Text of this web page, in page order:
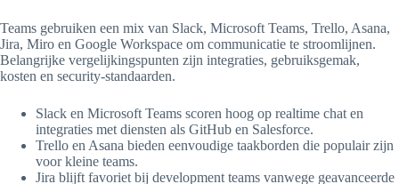
Teams gebruiken een mix van Slack, Microsoft Teams, Trello, Asana,
Jira, Miro en Google Workspace om communicatie te stroomlijnen.
Belangrijke vergelijkingspunten zijn integraties, gebruiksgemak,
kosten en security-standaarden.
Slack en Microsoft Teams scoren hoog op realtime chat en
integraties met diensten als GitHub en Salesforce.
Trello en Asana bieden eenvoudige taakborden die populair zijn
voor kleine teams.
Jira blijft favoriet bij development teams vanwege geavanceerde